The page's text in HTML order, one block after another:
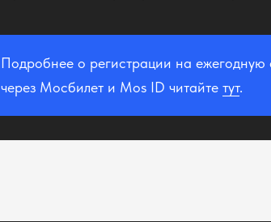
Подробнее о регистрации на
через Мосбилет и Mos ID читайте тут.